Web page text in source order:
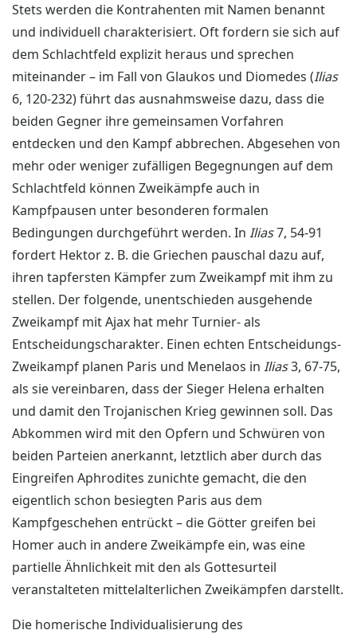
Stets werden die Kontrahenten mit Namen benannt
und individuell charakterisiert. Oft fordern sie sich auf
dem Schlachtfeld explizit heraus und sprechen
miteinander – im Fall von Glaukos und Diomedes (Ilias
6, 120-232) führt das ausnahmsweise dazu, dass die
beiden Gegner ihre gemeinsamen Vorfahren
entdecken und den Kampf abbrechen. Abgesehen von
mehr oder weniger zufälligen Begegnungen auf dem
Schlachtfeld können Zweikämpfe auch in
Kampfpausen unter besonderen formalen
Bedingungen durchgeführt werden. In Ilias7, 54-91
fordert Hektor z. B. die Griechen pauschal dazu auf,
ihren tapfersten Kämpfer zum Zweikampf mit ihm zu
stellen. Der folgende, unentschieden ausgehende
Zweikampf mit Ajax hat mehr Turnier- als
Entscheidungscharakter. Einen echten Entscheidungs-
Zweikampf planen Paris und Menelaos in Ilias3, 67-75,
als sie vereinbaren, dass der Sieger Helena erhalten
und damit den Trojanischen Krieg gewinnen soll. Das
Abkommen wird mit den Opfern und Schwüren von
beiden Parteien anerkannt, letztlich aber durch das
Eingreifen Aphrodites zunichte gemacht, die den
eigentlich schon besiegten Paris aus dem
Kampfgeschehen entrückt – die Götter greifen bei
Homer auch in andere Zweikämpfe ein, was eine
partielle Ähnlichkeit mit den als Gottesurteil
veranstalteten mittelalterlichen Zweikämpfen darstellt.
Die homerische Individualisierung des